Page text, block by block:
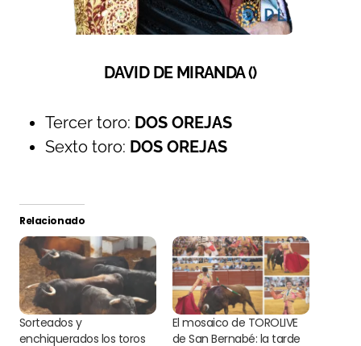
DAVID DE MIRANDA ()
Tercer toro: DOS OREJAS
Sexto toro: DOS OREJAS
Relacionado
Sorteados y
enchiquerados los toros
El mosaico de TOROLIVE
de San Bernabé: la tarde